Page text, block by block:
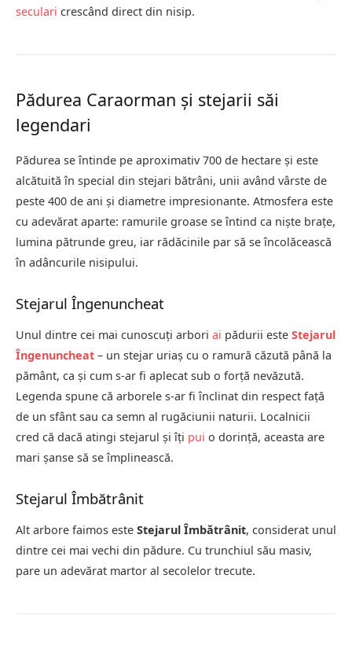
seculari crescând direct din nisip.
Pădurea Caraorman și stejarii săi
legendari
Pădurea se întinde pe aproximativ 700 de hectare și este
alcătuită în special din stejari bătrâni, unii având vârste de
peste 400 de ani și diametre impresionante. Atmosfera este
cu adevărat aparte: ramurile groase se întind ca niște brațe,
lumina pătrunde greu, iar rădăcinile par să se încolăcească
în adâncurile nisipului.
Stejarul Îngenuncheat
Unul dintre cei mai cunoscuți arbori ai pădurii este Stejarul
Îngenuncheat – un stejar uriaș cu o ramură căzută până la
pământ, ca și cum s-ar fi aplecat sub o forță nevăzută.
Legenda spune că arborele s-ar fi înclinat din respect față
de un sfânt sau ca semn al rugăciunii naturii. Localnicii
cred că dacă atingi stejarul și îți pui o dorință, aceasta are
mari șanse să se împlinească.
Stejarul Îmbătrânit
Alt arbore faimos este Stejarul Îmbătrânit, considerat unul
dintre cei mai vechi din pădure. Cu trunchiul său masiv,
pare un adevărat martor al secolelor trecute.